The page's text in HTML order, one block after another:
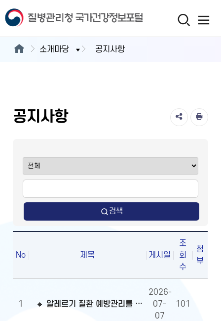
소개마당 공지사항
공지사항
검색
No 제목 게시일
조
회
수
첨
부
1 🔹 알레르기 질환 예방관리를 위한 알자내몸 이벤트 당첨자 발표
2026-
07-
07
101